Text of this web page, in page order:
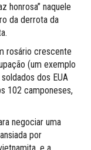
honrosa” naquele
da derrota da
rosário crescente
(um exemplo
dos EUA
102 camponeses,
negociar uma
por